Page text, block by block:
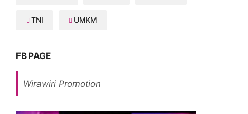
TNI UMKM
FB PAGE
Wirawiri Promotion